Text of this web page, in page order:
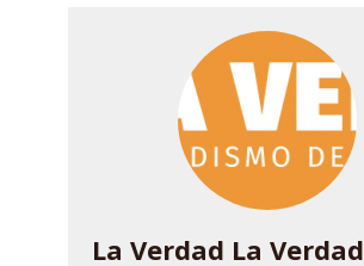
La Verdad La Verdad